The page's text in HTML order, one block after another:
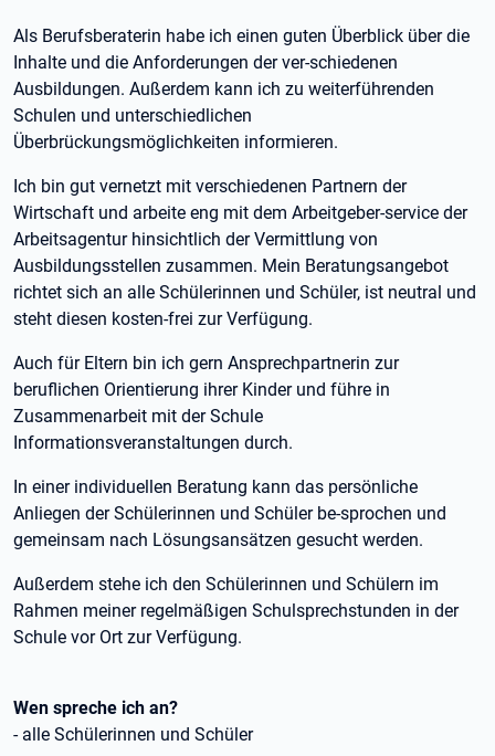
Als Berufsberaterin habe ich einen guten Überblick über die
Inhalte und die Anforderungen der ver-schiedenen
Ausbildungen. Außerdem kann ich zu weiterführenden
Schulen und unterschiedlichen
Überbrückungsmöglichkeiten informieren.
Ich bin gut vernetzt mit verschiedenen Partnern der
Wirtschaft und arbeite eng mit dem Arbeitgeber-service der
Arbeitsagentur hinsichtlich der Vermittlung von
Ausbildungsstellen zusammen. Mein Beratungsangebot
richtet sich an alle Schülerinnen und Schüler, ist neutral und
steht diesen kosten-frei zur Verfügung.
Auch für Eltern bin ich gern Ansprechpartnerin zur
beruflichen Orientierung ihrer Kinder und führe in
Zusammenarbeit mit der Schule
Informationsveranstaltungen durch.
In einer individuellen Beratung kann das persönliche
Anliegen der Schülerinnen und Schüler be-sprochen und
gemeinsam nach Lösungsansätzen gesucht werden.
Außerdem stehe ich den Schülerinnen und Schülern im
Rahmen meiner regelmäßigen Schulsprechstunden in der
Schule vor Ort zur Verfügung.
Wen spreche ich an?
- alle Schülerinnen und Schüler